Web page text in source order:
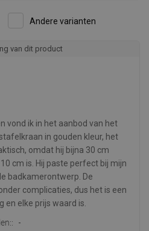
Andere varianten
van dit product
vond ik in het aanbod van het
in gouden kleur, het
omdat hij bijna 30 cm
cm is. Hij paste perfect bij mijn
badkamerontwerp. De
complicaties, dus het is een
en elke prijs waard is.
-